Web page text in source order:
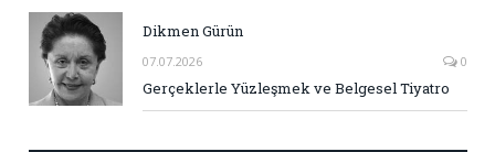
Dikmen Gürün
07.07.2026 0
Gerçeklerle Yüzleşmek ve Belgesel Tiyatro